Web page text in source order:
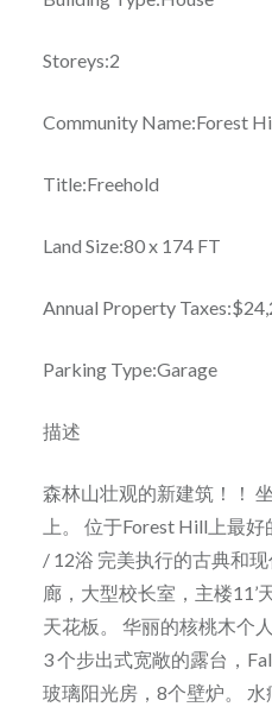
Storeys:2
Community Name:Forest
Title:Freehold
Land Size:80 x 174 FT
Annual Property
Parking Type:Garage
描述
森林山壮观的新建筑！！
上。 位于Forest Hill上最
/ 12浴 完美执行的古典和
廊，大型校长室，主楼11’
天花板。 华丽的核桃木个
3 个步出式宽敞的露台，
玻璃阳光房，8个壁炉。 水